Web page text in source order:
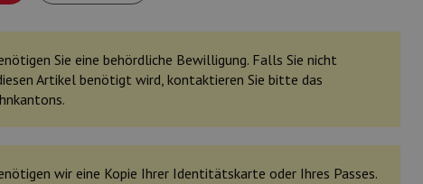
Sie eine behördliche Bewilligung. Falls Sie nicht
Artikel benötigt wird, kontaktieren Sie bitte das
wir eine Kopie Ihrer Identitätskarte oder Ihres Passes.